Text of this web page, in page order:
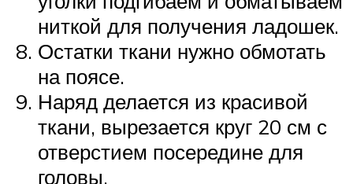
ниткой для получения ладошек.
Остатки ткани нужно обмотать
на поясе.
Наряд делается из красивой
ткани, вырезается круг 20 см с
отверстием посередине для
головы.